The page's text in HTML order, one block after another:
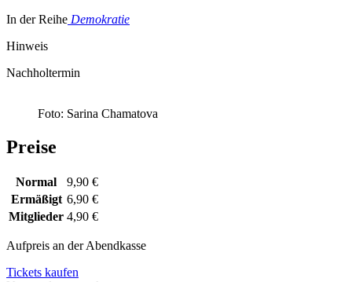
In der Reihe Demokratie
Hinweis
Nachholtermin
Foto: Sarina Chamatova
Preise
Normal
9,90 €
Ermäßigt 6,90 €
Mitglieder 4,90 €
Aufpreis an der Abendkasse
Tickets kaufen